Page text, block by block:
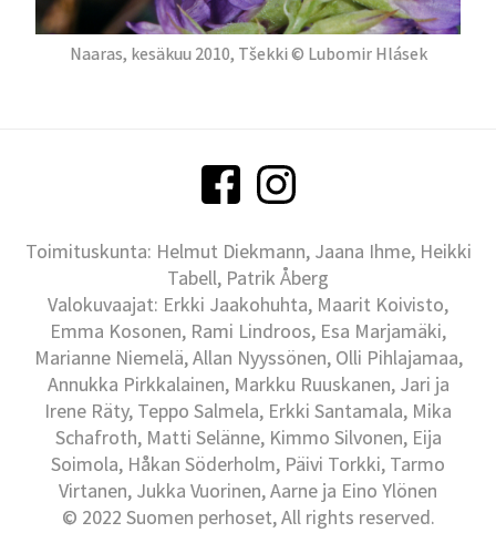
Naaras, kesäkuu 2010, Tšekki © Lubomir Hlásek
Toimituskunta: Helmut Diekmann, Jaana Ihme, Heikki
Tabell, Patrik Åberg
Valokuvaajat: Erkki Jaakohuhta, Maarit Koivisto,
Emma Kosonen, Rami Lindroos, Esa Marjamäki,
Marianne Niemelä, Allan Nyyssönen, Olli Pihlajamaa,
Annukka Pirkkalainen, Markku Ruuskanen, Jari ja
Irene Räty, Teppo Salmela, Erkki Santamala, Mika
Schafroth, Matti Selänne, Kimmo Silvonen, Eija
Soimola, Håkan Söderholm, Päivi Torkki, Tarmo
Virtanen, Jukka Vuorinen, Aarne ja Eino Ylönen
© 2022 Suomen perhoset, All rights reserved.